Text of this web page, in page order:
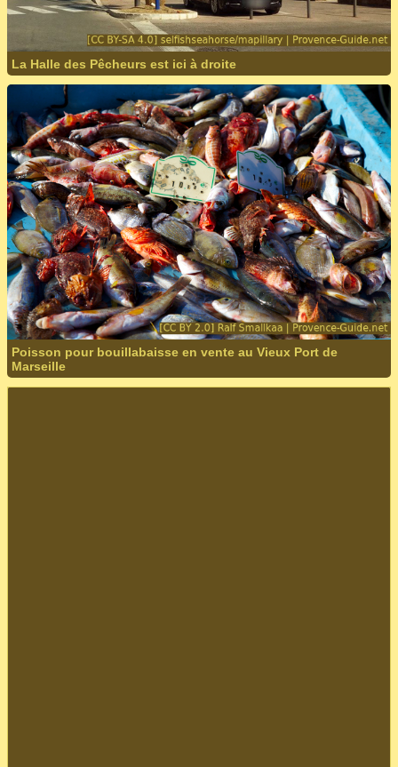
La Halle des Pêcheurs est ici à droite
Poisson pour bouillabaisse en vente au Vieux Port de
Marseille